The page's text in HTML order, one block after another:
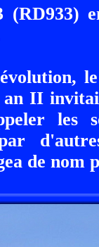
(RD933)
II
les
de